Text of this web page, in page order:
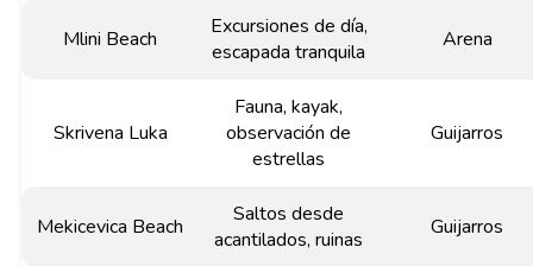
Mlini Beach
Excursiones de día,
escapada tranquila
Arena
Skrivena Luka
Fauna, kayak,
observación de
estrellas
Guijarros
Mekicevica Beach
Saltos desde
acantilados, ruinas
Guijarros